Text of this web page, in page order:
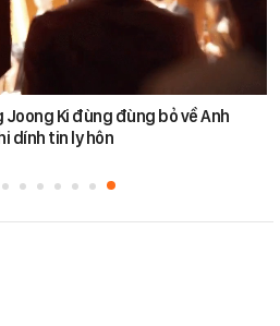
Joong Ki đùng đùng bỏ về Anh
dính tin ly hôn